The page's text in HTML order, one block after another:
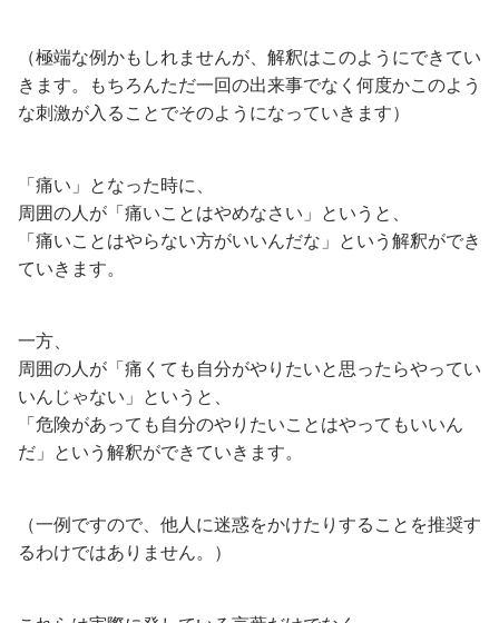
（極端な例かもしれませんが、解釈はこのようにできてい
きます。もちろんただ一回の出来事でなく何度かこのよう
な刺激が入ることでそのようになっていきます）
「痛い」となった時に、
周囲の人が「痛いことはやめなさい」というと、
「痛いことはやらない方がいいんだな」という解釈ができ
ていきます。
一方、
周囲の人が「痛くても自分がやりたいと思ったらやってい
いんじゃない」というと、
「危険があっても自分のやりたいことはやってもいいん
だ」という解釈ができていきます。
（一例ですので、他人に迷惑をかけたりすることを推奨す
るわけではありません。）